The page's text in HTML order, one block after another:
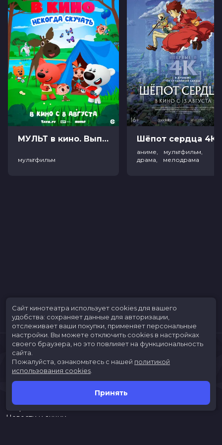
МУЛЬТ в кино. Выпуск №198. Некогда скучать (0+)
мультфильм
аниме, мультфильм,
драма, мелодрама
Скоро в кино
Новости и акции
Сайт кинотеатра использует cookies для вашего
удобства: сохраняет данные для авторизации,
отслеживает ваши покупки, применяет персональные
настройки. Вы можете отключить cookies в настройках
своего браузера, но это повлияет на функциональность
сайта.
Пожалуйста, ознакомьтесь с нашей политикой
использования cookies
Принять